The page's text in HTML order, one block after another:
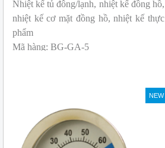
Nhiệt kế tủ đông/lạnh, nhiệt kế đồng hồ,
nhiệt kế cơ mặt đồng hồ, nhiệt kế thực
phẩm
Mã hàng: BG-GA-5
NEW